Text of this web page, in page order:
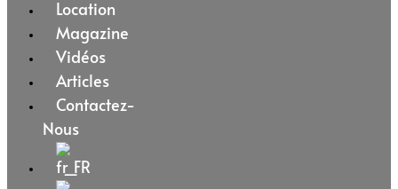
Location
Magazine
Vidéos
Articles
Contactez-
Nous